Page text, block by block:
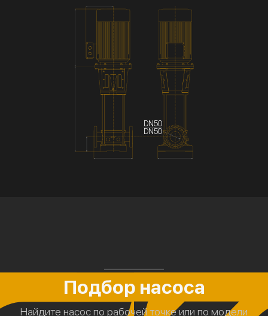
DN50
DN50
Подбор насоса
Найдите насос по рабочей точке или по модели